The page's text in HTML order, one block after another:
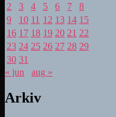
2
3 4 5 6 7
8
9
10 11 12 13 14 15
16 17 18 19 20 21 22
23 24 25 26 27 28 29
30 31
« jun
aug »
Arkiv